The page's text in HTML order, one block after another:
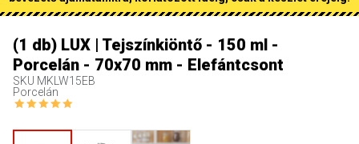
(1 db) LUX | Tejszínkiöntő - 150 ml -
Porcelán - 70x70 mm - Elefántcsont
SKU MKLW15EB
Porcelán